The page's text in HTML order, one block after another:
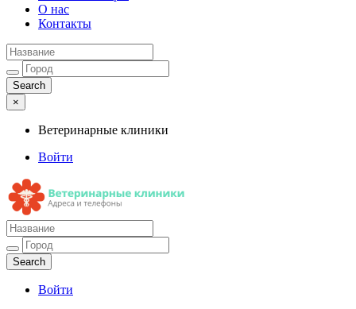
О нас
Контакты
×
Ветеринарные клиники
Войти
Ветеринарные клиники
Адреса и телефоны
Войти